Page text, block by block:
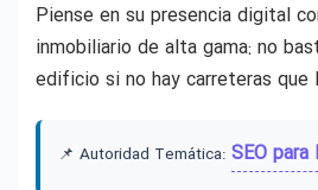
Piense en su presencia digital
inmobiliario de alta gama: no
edificio si no hay carreteras que
📌 Autoridad Temática: SEO para